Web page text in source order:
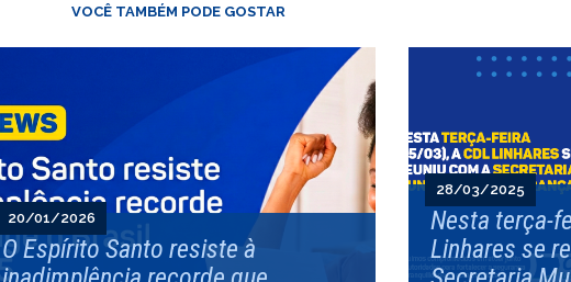
VOCÊ TAMBÉM PODE GOSTAR
20/01/2026
O Espírito Santo resiste à
28/03/2025
Nesta terça-
Linhares se